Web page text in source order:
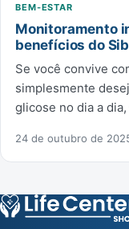
BEM-ESTAR
Monitoramento
benefícios do
Se você convive
simplesmente
glicose no dia a
24 de outubro de